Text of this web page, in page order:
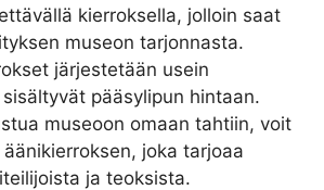
kierroksella, jolloin saat
museon tarjonnasta.
järjestetään usein
pääsylipun hintaan.
museoon omaan tahtiin, voit
joka tarjoaa
ja teoksista.